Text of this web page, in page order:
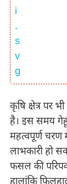
कृषि क्षेत्र पर
है। इस समय
महत्वपूर्ण चरण
लाभकारी हो
फसल की